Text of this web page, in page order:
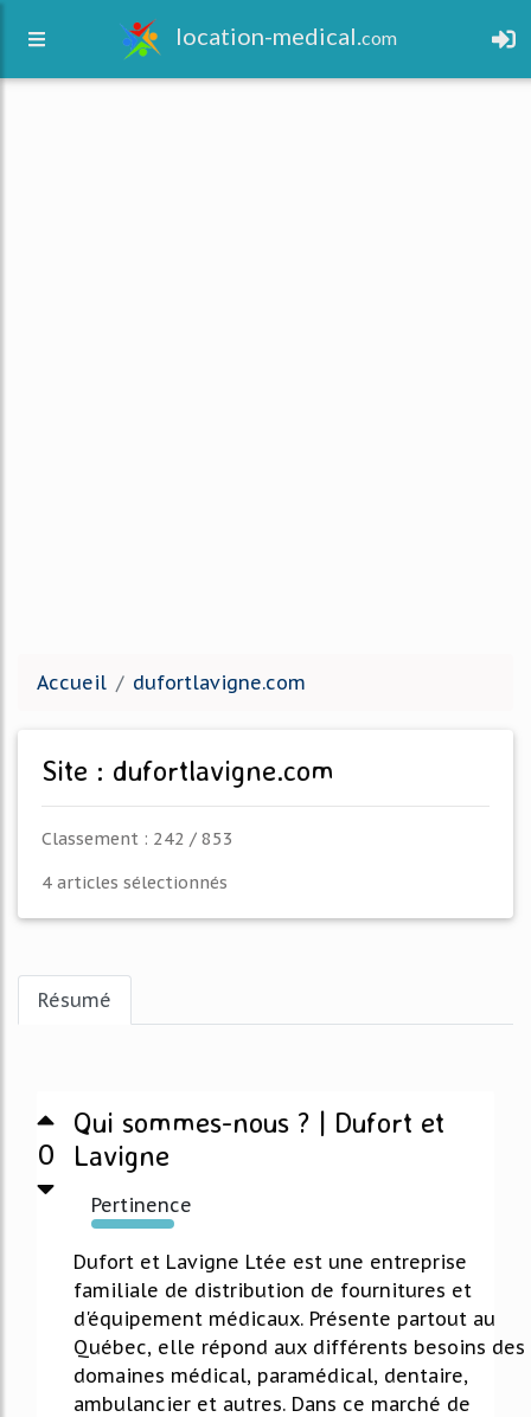
location-medical.com
Accueil dufortlavigne.com
Site : dufortlavigne.com
Classement : 242 / 853
4 articles sélectionnés
Résumé
0
Qui sommes-nous ? | Dufort et
Lavigne
Pertinence
223%
Dufort et Lavigne Ltée est une entreprise
familiale de distribution de fournitures et
d'équipement médicaux. Présente partout au
Québec, elle répond aux différents besoins des
domaines médical, paramédical, dentaire,
ambulancier et autres. Dans ce marché de